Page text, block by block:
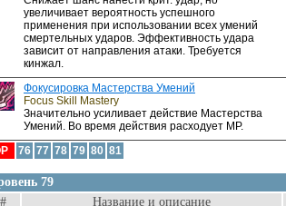
увеличивает вероятность успешного
применения при использовании всех умений
смертельных ударов. Эффективность удара
зависит от направления атаки. Требуется
кинжал.
Фокусировка Мастерства Умений
Focus Skill Mastery
Значительно усиливает действие Мастерства
Умений. Во время действия расходует MP.
76 77 78 79 80 81
79
Название и описание